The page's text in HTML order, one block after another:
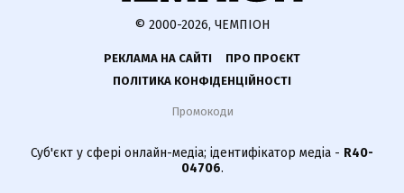
© 2000-2026, ЧЕМПІОН
РЕКЛАМА НА САЙТІ
ПРО ПРОЄКТ
ПОЛІТИКА КОНФІДЕНЦІЙНОСТІ
Промокоди
Суб'єкт у сфері онлайн-медіа; ідентифікатор медіа - R40-
04706.